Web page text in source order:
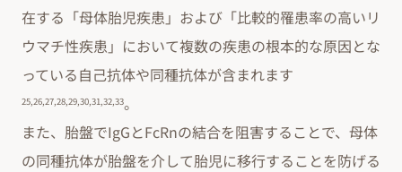
在する「母体胎児疾患」および「比較的罹患率の高いリ
ウマチ性疾患」において複数の疾患の根本的な原因とな
っている自己抗体や同種抗体が含まれます
25,26,27,28,29,30,31,32,33。
また、胎盤でIgGとFcRnの結合を阻害することで、母体
の同種抗体が胎盤を介して胎児に移行することを防げる